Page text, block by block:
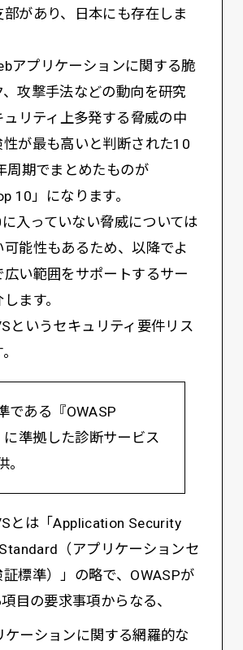
があり、日本にも存在しま
アプリケーションに関する脆
、攻撃手法などの動向を研究
ュリティ上多発する脅威の中
性が最も高いと判断された10
周期でまとめたものが
10」になります。
入っていない脅威については
能性もあるため、以降でよ
広い範囲をサポートするサー
ます。
というセキュリティ要件リス
である『OWASP
に準拠した診断サービス
。
とは「Application Security
（アプリケーションセ
証標準）」の略で、OWASPが
目の要求事項からなる、
ーションに関する網羅的な